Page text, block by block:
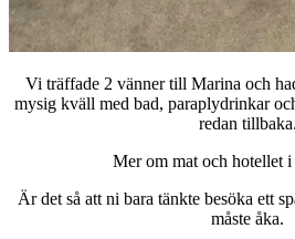
Vi träffade 2 vänner till Marina och
mysig kväll med bad, paraplydrinkar
redan tillbaka.
Mer om mat och hotellet i
Är det så att ni bara tänkte besöka ett
måste åka.